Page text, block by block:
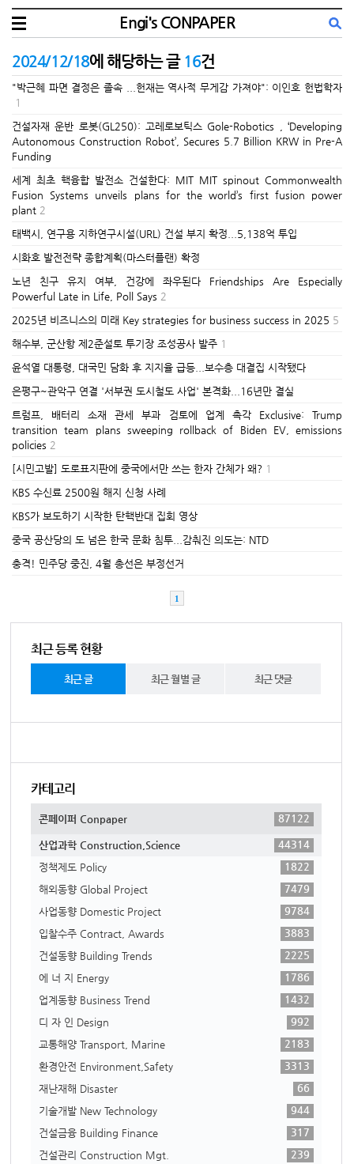
Engi's CONPAPER
2024/12/18에 해당하는 글 16건
"박근혜 파면 결정은 졸속 ...헌재는 역사적 무게감 가져야": 이인호 헌법학자
1
건설자재 운반 로봇(GL250): 고레로보틱스 Gole-Robotics , ‘Developing
Autonomous Construction Robot’, Secures 5.7 Billion KRW in Pre-A
Funding
세계 최초 핵융합 발전소 건설한다: MIT MIT spinout Commonwealth
Fusion Systems unveils plans for the world’s first fusion power
plant 2
태백시, 연구용 지하연구시설(URL) 건설 부지 확정...5,138억 투입
시화호 발전전략 종합계획(마스터플랜) 확정
노년 친구 유지 여부, 건강에 좌우된다 Friendships Are Especially
Powerful Late in Life, Poll Says 2
2025년 비즈니스의 미래 Key strategies for business success in 2025 5
해수부, 군산항 제2준설토 투기장 조성공사 발주 1
윤석열 대통령, 대국민 담화 후 지지율 급등...보수층 대결집 시작됐다
은평구~관악구 연결 '서부권 도시철도 사업' 본격화...16년만 결실
트럼프, 배터리 소재 관세 부과 검토에 업계 촉각 Exclusive: Trump
transition team plans sweeping rollback of Biden EV, emissions
policies 2
[시민고발] 도로표지판에 중국에서만 쓰는 한자 간체가 왜? 1
KBS 수신료 2500원 해지 신청 사례
KBS가 보도하기 시작한 탄핵반대 집회 영상
중국 공산당의 도 넘은 한국 문화 침투...감춰진 의도는: NTD
충격! 민주당 중진, 4월 총선은 부정선거
1
최근 등록 현황
최근 글 최근 월별 글 최근 댓글
카테고리
콘페이퍼 Conpaper 87122
산업과학 Construction,Science
44314
정책제도 Policy
1822
해외동향 Global Project
7479
사업동향 Domestic Project
9784
입찰수주 Contract, Awards
3883
건설동향 Building Trends
2225
에 너 지 Energy
1786
업계동향 Business Trend
1432
디 자 인 Design
992
교통해양 Transport, Marine
2183
환경안전 Environment,Safety
3313
재난재해 Disaster
66
기술개발 New Technology
944
건설금융 Building Finance
317
건설관리 Construction Mgt.
239